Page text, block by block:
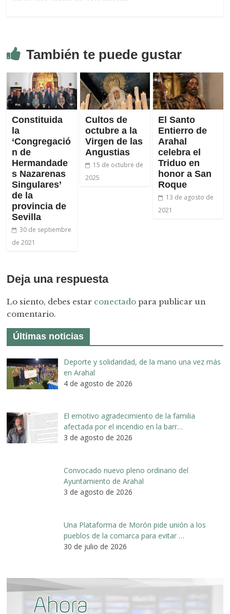
También te puede gustar
Constituida
la
‘Congregació
n de
Hermandade
s Nazarenas
Singulares’
de la
provincia de
Sevilla
30 de septiembre
de 2021
Cultos de
octubre a la
Virgen de las
Angustias
15 de octubre de
2025
El Santo
Entierro de
Arahal
celebra el
Triduo en
honor a San
Roque
13 de agosto de
2021
Deja una respuesta
Lo siento, debes estar conectado para publicar un
comentario.
Últimas noticias
Deporte y solidaridad, de la mano una vez más
en Arahal
4 de agosto de 2026
El emotivo agradecimiento de la familia
afectada por el incendio en la barr…
3 de agosto de 2026
Convocado nuevo pleno ordinario del
Ayuntamiento de Arahal
3 de agosto de 2026
Una Plataforma de Morón pide unión a los
pueblos de la comarca para evitar …
30 de julio de 2026